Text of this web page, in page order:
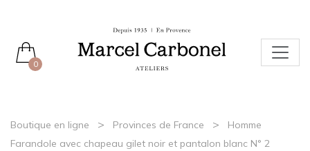
0
Boutique en ligne > Provinces de France >
Homme
Farandole avec chapeau gilet noir et pantalon blanc N° 2